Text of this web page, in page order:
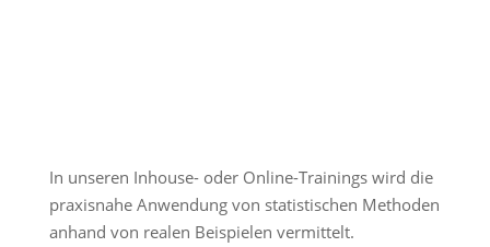
In unseren Inhouse- oder Online-Trainings wird die
praxisnahe Anwendung von statistischen Methoden
anhand von realen Beispielen vermittelt.